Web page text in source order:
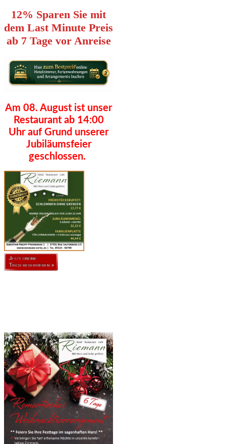
12% Sparen Sie mit
dem Last Minute Preis
ab 7 Tage vor Anreise
Am 08. August ist unser
Restaurant ab 14:00
Uhr auf Grund unserer
Jubiläumsfeier
geschlossen.